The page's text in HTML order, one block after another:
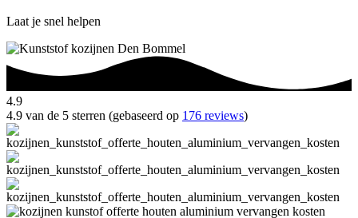
Laat je snel helpen
4.9
4.9 van de 5 sterren (gebaseerd op 176 reviews)